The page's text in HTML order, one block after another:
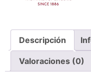
Descripción
Valoraciones (0)